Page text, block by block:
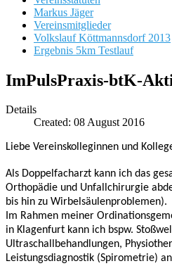
Markus Jäger
Vereinsmitglieder
Volkslauf Köttmannsdorf 2013
Ergebnis 5km Testlauf
ImPulsPraxis-btK-
Details
Created: 08 August 2016
Liebe Vereinskolleginnen und
Als Doppelfacharzt kann ich das
Orthopädie und Unfallchirurgie
bis hin zu Wirbelsäulenproblemen).
Im Rahmen meiner
in Klagenfurt kann ich bspw.
Ultraschallbehandlungen,
Leistungsdiagnostik (Spirometrie)